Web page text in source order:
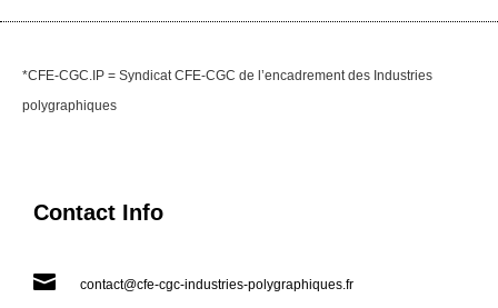
*CFE-CGC.IP = Syndicat CFE-CGC de l’encadrement des Industries
polygraphiques
Contact Info
 contact@cfe-cgc-industries-polygraphiques.fr